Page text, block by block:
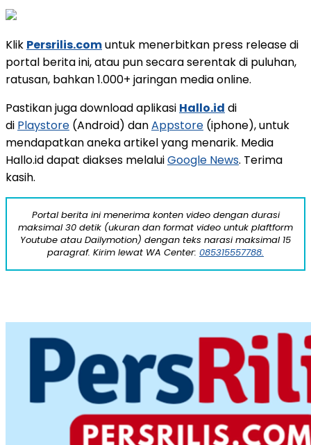
Klik Persrilis.comuntuk menerbitkan press release di
portal berita ini, atau pun secara serentak di puluhan,
ratusan, bahkan 1.000+ jaringan media online.
Pastikan juga download aplikasi Hallo.id di
di Playstore (Android) danAppstore (iphone), untuk
mendapatkan aneka artikel yang menarik. Media
Hallo.id dapat diakses melaluiGoogle News. Terima
kasih.
Portal berita ini menerima konten video dengan durasi
maksimal 30 detik (ukuran dan format video untuk plaftform
Youtube atau Dailymotion) dengan teks narasi maksimal 15
paragraf. Kirim lewat WA Center: 085315557788.